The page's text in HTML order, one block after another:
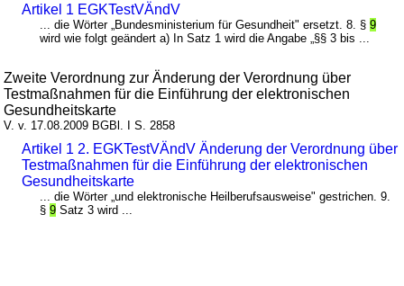
Artikel 1 EGKTestVÄndV
... die Wörter „Bundesministerium für Gesundheit" ersetzt. 8. §9
wird wie folgt geändert a) In Satz 1 wird die Angabe „§§ 3 bis ...
Zweite Verordnung zur Änderung der Verordnung über
Testmaßnahmen für die Einführung der elektronischen
Gesundheitskarte
V. v. 17.08.2009 BGBl. I S. 2858
Artikel 1 2. EGKTestVÄndV Änderung der Verordnung über
Testmaßnahmen für die Einführung der elektronischen
Gesundheitskarte
... die Wörter „und elektronische Heilberufsausweise" gestrichen. 9.
§9 Satz 3 wird ...